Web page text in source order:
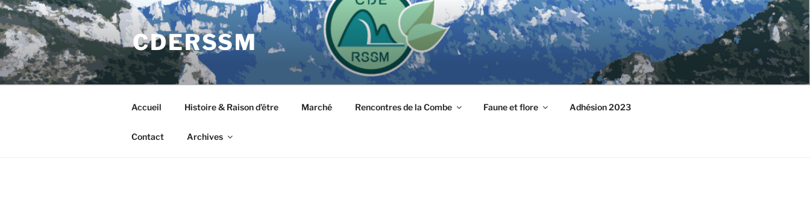
Aller
au
contenu
principal
CDERSSM
Accueil Histoire & Raison d’être Marché Rencontres de la Combe Faune et flore Adhésion 2023
Contact Archives